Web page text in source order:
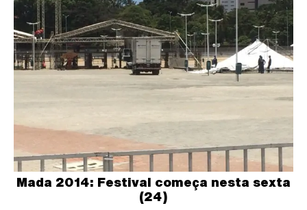
Mada 2014: Festival começa nesta sexta
(24)